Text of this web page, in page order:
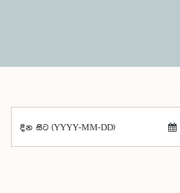
දින සිට (YYYY-MM-DD)